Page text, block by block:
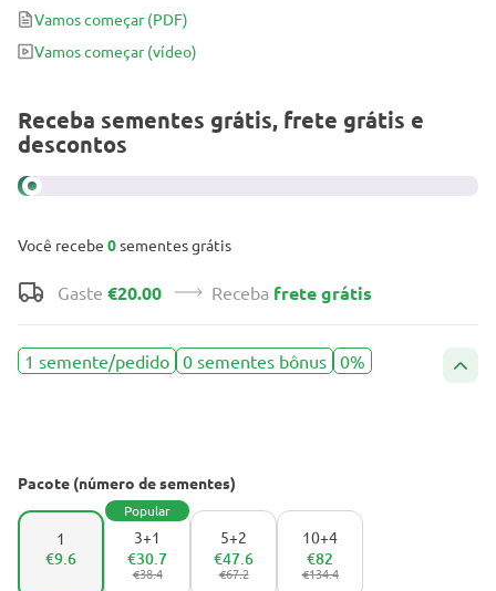
experiência de cannabis de alto nível. Prepare-se para mergulhar
no mundo aromático e saboroso dessa strain excepcional!
Vamos começar (PDF)
Vamos começar(vídeo)
Receba sementes grátis, frete grátis e
descontos
Você recebe 0sementes grátis
Gaste €20.00 Receba frete grátis
1 semente/pedido 0 sementes bônus 0%
Pacote (número de sementes)
1
€9.6
3+1
Popular
€38.4
€30.7
5+2
€67.2
€47.6
10+4
€134.4
€82